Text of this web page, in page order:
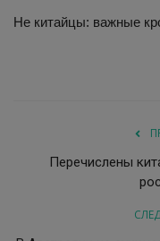
Не китайцы: важные
Перечислены